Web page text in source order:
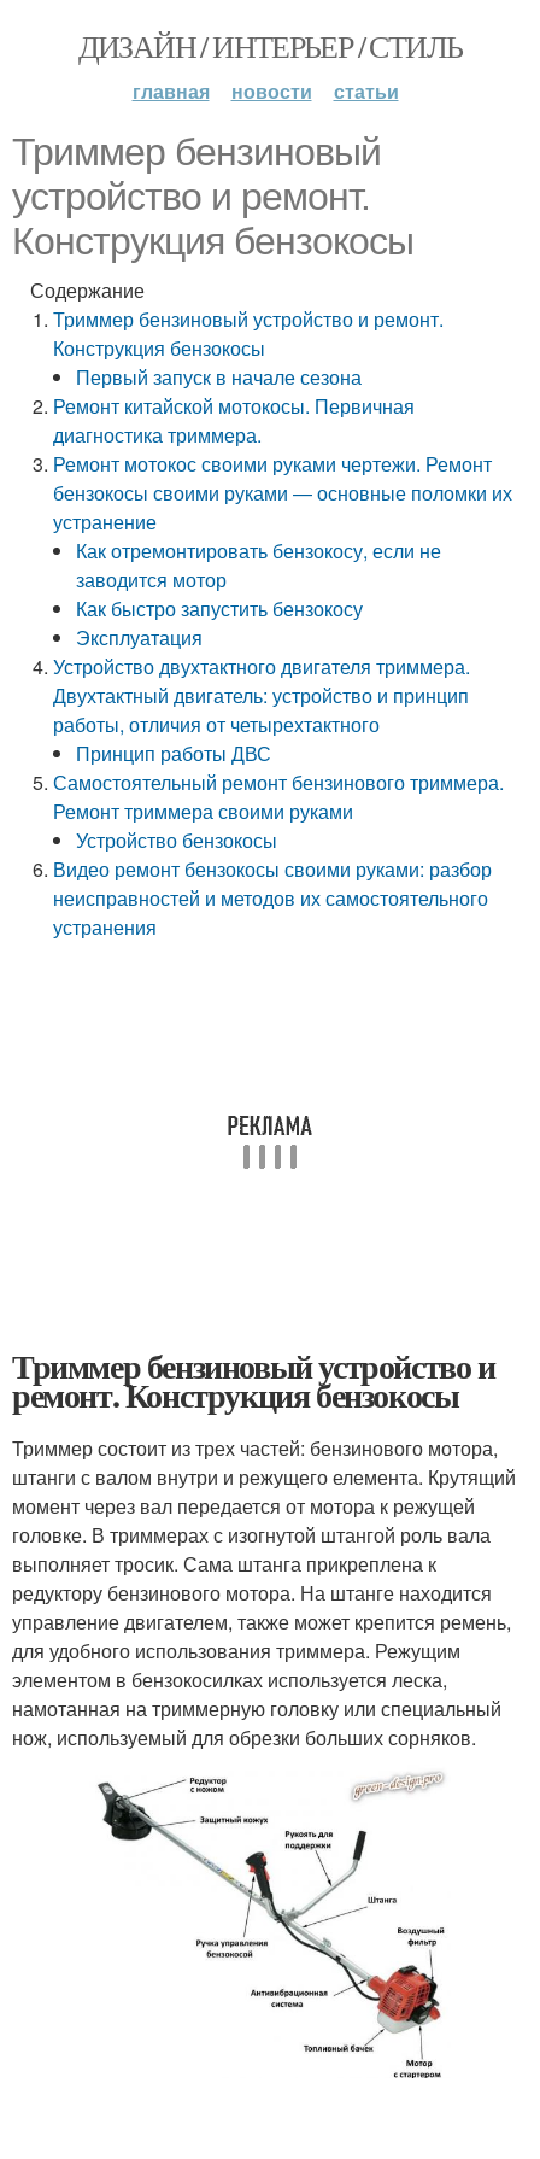
ДИЗАЙН / ИНТЕРЬЕР / СТИЛЬ
главная новости статьи
Триммер бензиновый
устройство и ремонт.
Конструкция бензокосы
Содержание
Триммер бензиновый устройство и ремонт.
Конструкция бензокосы
Первый запуск в начале сезона
Ремонт китайской мотокосы. Первичная
диагностика триммера.
Ремонт мотокос своими руками чертежи. Ремонт
бензокосы своими руками — основные поломки их
устранение
Как отремонтировать бензокосу, если не
заводится мотор
Как быстро запустить бензокосу
Эксплуатация
Устройство двухтактного двигателя триммера.
Двухтактный двигатель: устройство и принцип
работы, отличия от четырехтактного
Принцип работы ДВС
Самостоятельный ремонт бензинового триммера.
Ремонт триммера своими руками
Устройство бензокосы
Видео ремонт бензокосы своими руками: разбор
неисправностей и методов их самостоятельного
устранения
Триммер бензиновый устройство и
ремонт. Конструкция бензокосы
Триммер состоит из трех частей: бензинового мотора,
штанги с валом внутри и режущего елемента. Крутящий
момент через вал передается от мотора к режущей
головке. В триммерах с изогнутой штангой роль вала
выполняет тросик. Сама штанга прикреплена к
редуктору бензинового мотора. На штанге находится
управление двигателем, также может крепится ремень,
для удобного использования триммера. Режущим
элементом в бензокосилках используется леска,
намотанная на триммерную головку или специальный
нож, используемый для обрезки больших сорняков.